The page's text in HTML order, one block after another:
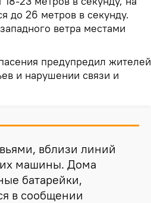
до 26 метров в секунду.
ветра местами
предупредил жителей
и нарушении связи и
вблизи линий
машины. Дома
батарейки,
в сообщении